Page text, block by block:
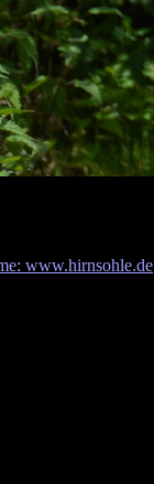
www.hirnsohle.de